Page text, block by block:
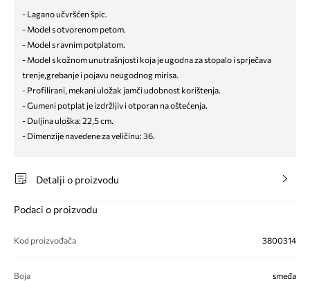
- Lagano učvršćen špic.
- Model s otvorenom petom.
- Model s ravnim potplatom.
- Model s kožnom unutrašnjosti koja je ugodna za stopalo i sprječava
trenje,grebanje i pojavu neugodnog mirisa.
- Profilirani, mekani uložak jamči udobnost korištenja.
- Gumeni potplat je izdržljiv i otporan na oštećenja.
- Duljina uloška: 22,5 cm.
- Dimenzije navedene za veličinu: 36.
Detalji o proizvodu
Podaci o proizvodu
Kod proizvođača 3800314
Boja smeđa